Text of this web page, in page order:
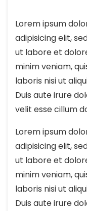
Lorem ipsum
adipisicing elit,
ut labore et
minim veniam,
laboris nisi ut
Duis aute irure
velit esse cillum
Lorem ipsum
adipisicing elit,
ut labore et
minim veniam,
laboris nisi ut
Duis aute irure